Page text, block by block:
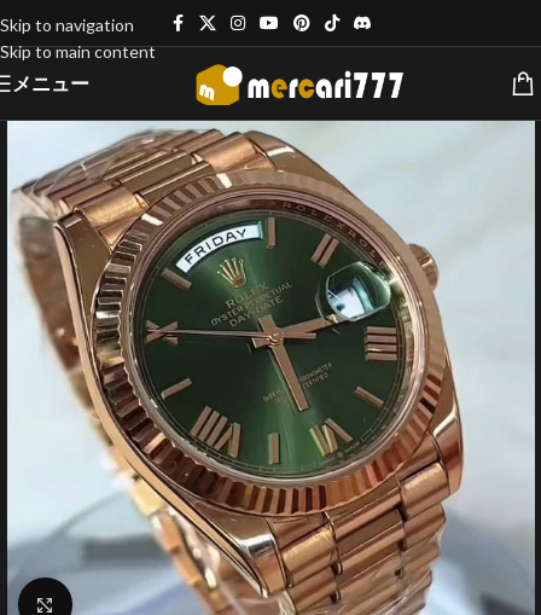
Skip to navigation
Skip to main content
メニュー
クリックで拡大